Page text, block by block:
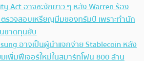
Act อาจชะงักยาว ๆ หลัง Warren ร้อง
ตรวจสอบเหรียญมีมของทรัมป์ เพราะทำนัก
ขาดทุนยับ
อาจเป็นผู้นำแจกจ่าย Stablecoin หลัง
มเพิ่มฟีเจอร์ใหม่ในสมาร์ทโฟน 800 ล้าน